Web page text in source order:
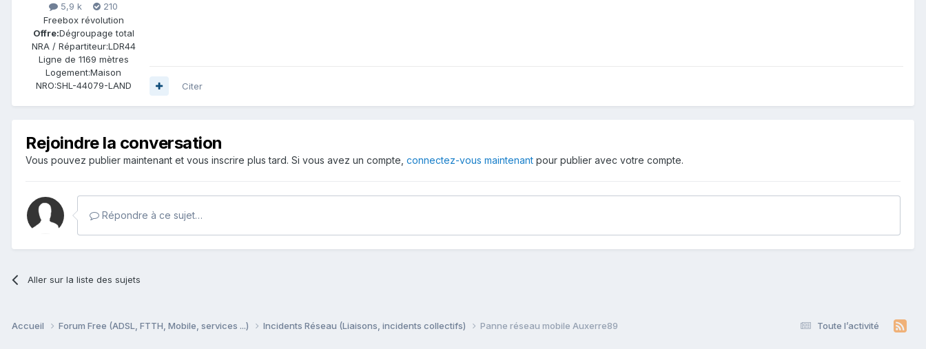
5,9 k
210
Freebox révolution
Offre:Dégroupage total
NRA / Répartiteur:LDR44
Ligne de 1169 mètres
Logement:Maison
NRO:SHL-44079-LAND Citer
Rejoindre la conversation
Vous pouvez publier maintenant et vous inscrire plus tard. Si vous avez un compte, connectez-vous maintenant pour publier avec votre compte.
Répondre à ce sujet…
Aller sur la liste des sujets
Toute l’activité
Accueil Forum Free (ADSL, FTTH, Mobile, services ...) Incidents Réseau (Liaisons, incidents collectifs) Panne réseau mobile Auxerre89